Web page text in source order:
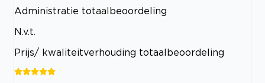
Administratie totaalbeoordeling
N.v.t.
Prijs/ kwaliteitverhouding totaalbeoordeling